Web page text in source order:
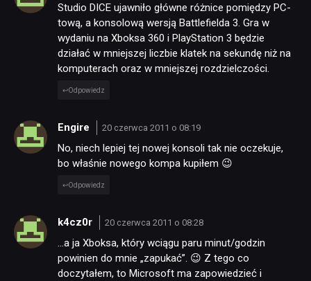
Studio DICE ujawniło główne różnice pomiędzy PC-
tową, a konsolową wersją Battlefielda 3. Gra w
wydaniu na Xboksa 360 i PlayStation 3 będzie
działać w mniejszej liczbie klatek na sekundę niż na
komputerach oraz w mniejszej rozdzielczości.
Odpowiedz
Engire 20 czerwca 2011 o 08:19
No, niech lepiej tej nowej konsoli tak nie oczekuje,
bo właśnie nowego kompa kupiłem 😉
Odpowiedz
k4cz0r 20 czerwca 2011 o 08:28
…a ja Xboksa, który wciągu paru minut/godzin
powinien do mnie „zapukać”. 😉 Z tego co
doczytałem, to Microsoft ma zapowiedzieć i